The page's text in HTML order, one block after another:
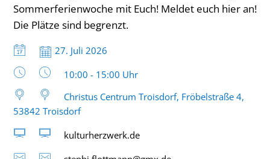
Sommerferienwoche mit Euch! Meldet euch hier an!
Die Plätze sind begrenzt.
Datum:
27. Juli 2026
Uhrzeit:
10:00 - 15:00 Uhr
Christus Centrum Troisdorf, Fröbelstraße 4,
53842 Troisdorf
kulturherzwerk.de